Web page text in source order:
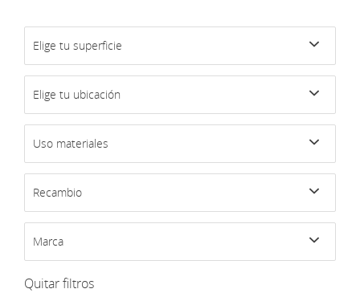
Elige tu superficie
Elige tu ubicación
Uso materiales
Recambio
Marca
Quitar filtros